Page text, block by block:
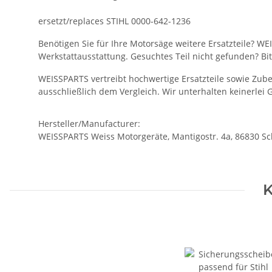
ersetzt/replaces STIHL 0000-642-1236
Benötigen Sie für Ihre Motorsäge weitere Ersatzteile?
Werkstattausstattung. Gesuchtes Teil nicht gefunden?
WEISSPARTS vertreibt hochwertige Ersatzteile sowie
ausschließlich dem Vergleich. Wir unterhalten keinerlei
Hersteller/Manufacturer:
WEISSPARTS Weiss Motorgeräte, Mantigostr. 4a, 86830